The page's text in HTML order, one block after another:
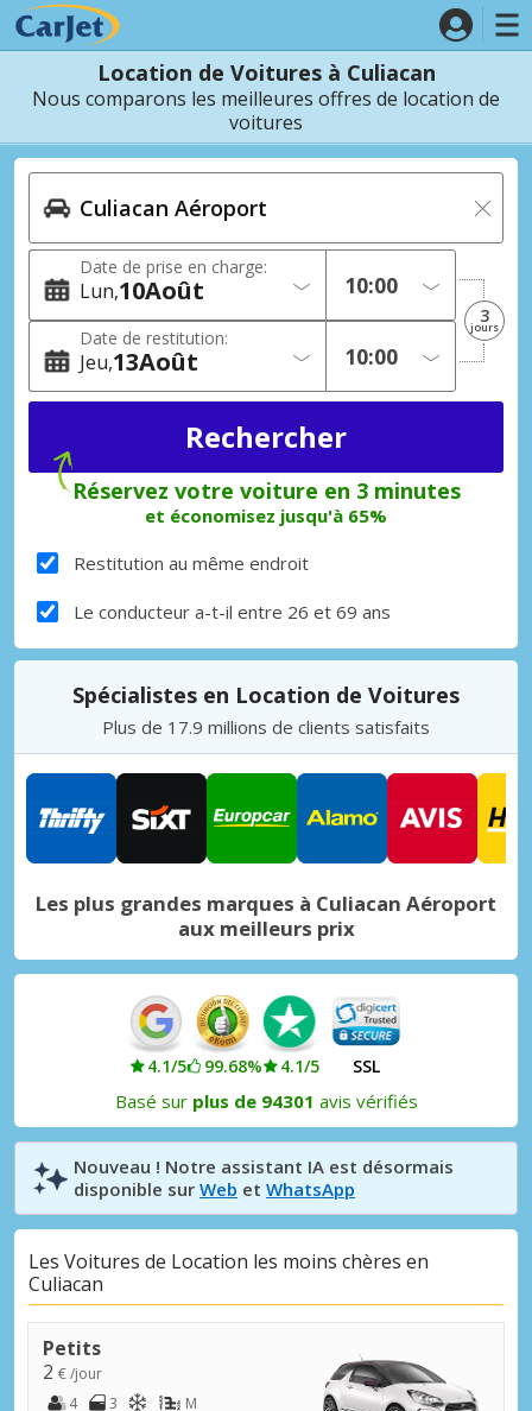
Location de Voitures à Culiacan
Nous comparons les meilleures offres de location de
voitures
Date de prise en charge:
Lun 10Août
Date de restitution:
Jeu 13Août
3
jours
Réservez votre voiture en 3 minutes
et économisez jusqu'à 65%
Restitution au même endroit
Le conducteur a-t-il entre 26 et 69 ans
Spécialistes en Location de Voitures
Plus de 17.9 millions de clients satisfaits
Les plus grandes marques à Culiacan Aéroport
aux meilleurs prix
4.1/5 99.68% 4.1/5 SSL
Basé sur plus de 94301 avis vérifiés
Nouveau ! Notre assistant IA est désormais
disponible sur Web et WhatsApp
Les Voitures de Location les moins chères en
Culiacan
Petits
2 € /jour
4
3 M